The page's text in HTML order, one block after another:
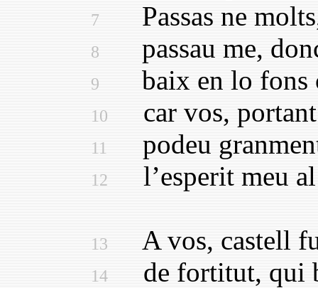
7 Passas ne
8 passau me,
9 baix en lo fons
10 car vos, portant
11 podeu
12 l’esperit meu al
13 A vos, castell
14 de fortitut, qui